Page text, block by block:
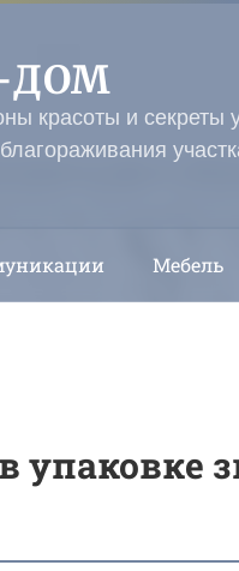
ДОМ
красоты и секреты
Мебель
упаковке